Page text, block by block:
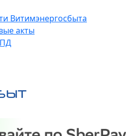
Витимэнергосбыта
акты